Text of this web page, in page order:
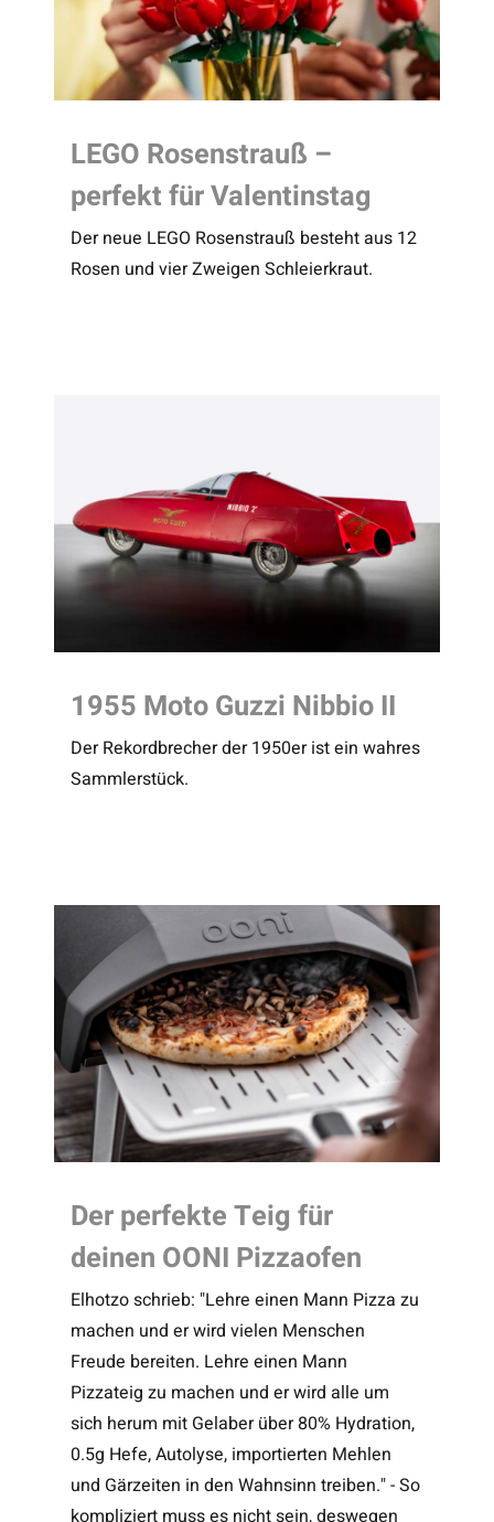
LEGO Rosenstrauß –
perfekt für Valentinstag
Der neue LEGO Rosenstrauß besteht aus 12
Rosen und vier Zweigen Schleierkraut.
1955 Moto Guzzi Nibbio II
Der Rekordbrecher der 1950er ist ein wahres
Sammlerstück.
Der perfekte Teig für
deinen OONI Pizzaofen
Elhotzo schrieb: "Lehre einen Mann Pizza zu
machen und er wird vielen Menschen
Freude bereiten. Lehre einen Mann
Pizzateig zu machen und er wird alle um
sich herum mit Gelaber über 80% Hydration,
0.5g Hefe, Autolyse, importierten Mehlen
und Gärzeiten in den Wahnsinn treiben." - So
kompliziert muss es nicht sein, deswegen